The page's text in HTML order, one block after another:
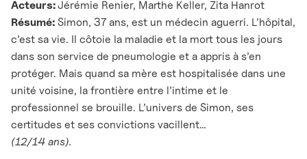
Acteurs:Jérémie Renier, Marthe Keller, Zita Hanrot
Résumé: Simon, 37 ans, est un médecin aguerri. L’hôpital,
c’est sa vie. Il côtoie la maladie et la mort tous les jours
dans son service de pneumologie et a appris à s’en
protéger. Mais quand sa mère est hospitalisée dans une
unité voisine, la frontière entre l’intime et le
professionnel se brouille. L’univers de Simon, ses
certitudes et ses convictions vacillent…
(12/14 ans).